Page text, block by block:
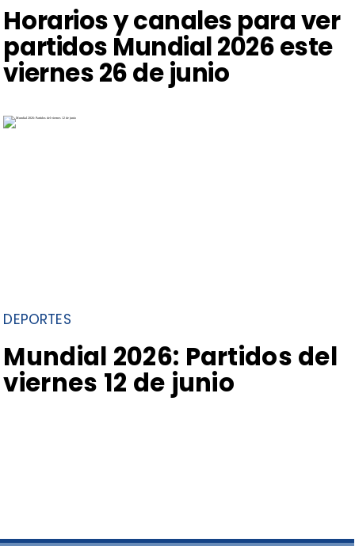
Horarios y canales para ver
partidos Mundial 2026 este
viernes 26 de junio
DEPORTES
Mundial 2026: Partidos del
viernes 12 de junio